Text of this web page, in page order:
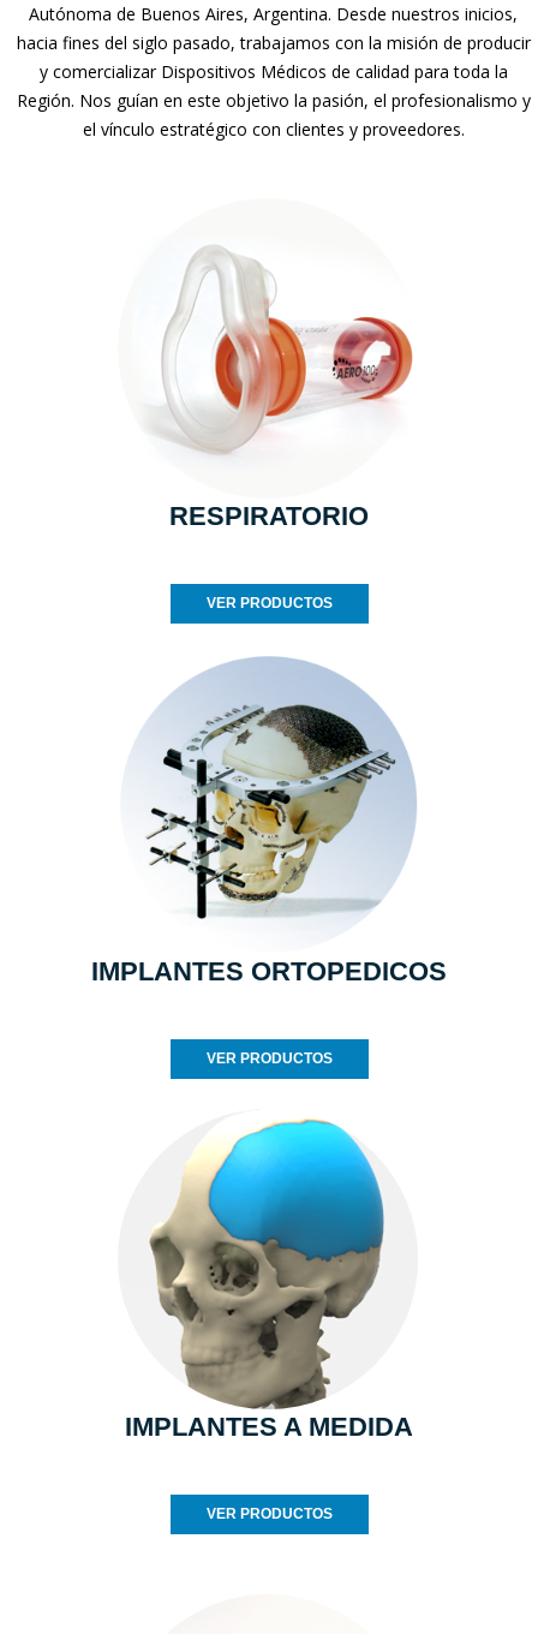
Autónoma de Buenos Aires, Argentina. Desde nuestros inicios,
hacia fines del siglo pasado, trabajamos con la misión de producir
y comercializar Dispositivos Médicos de calidad para toda la
Región. Nos guían en este objetivo la pasión, el profesionalismo y
el vínculo estratégico con clientes y proveedores.
RESPIRATORIO
VER PRODUCTOS
IMPLANTES ORTOPEDICOS
VER PRODUCTOS
IMPLANTES A MEDIDA
VER PRODUCTOS